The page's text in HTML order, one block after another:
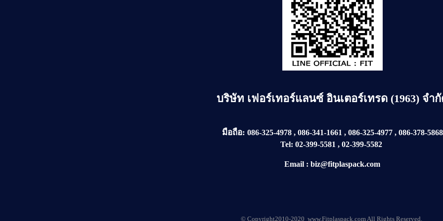
บริษัท เฟอร์เทอร์แลนซ์ อินเตอร์เทรด (1963) จำ
มือถือ: 086-325-4978, 086-341-1661 , 086-325-4977, 086-378-5868
Tel: 02-399-5581 , 02-399-5582
Email : biz@fitplaspack.com
© Copyright2010-2020 www.Fitplaspack.com All Rights Reserved.